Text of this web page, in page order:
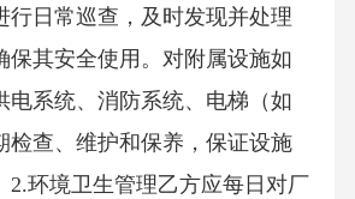
行日常巡查，及时发现并处理
保其安全使用。对附属设施如
电系统、消防系统、电梯（如
检查、维护和保养，保证设施
2.环境卫生管理乙方应每日对厂